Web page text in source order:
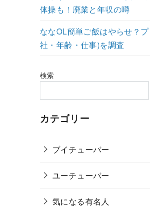
体操も！廃業と年収の噂
ななOL簡単ご飯はやらせ？
社・年齢・仕事)を調査
検索
カテゴリー
ブイチューバー
ユーチューバー
気になる有名人